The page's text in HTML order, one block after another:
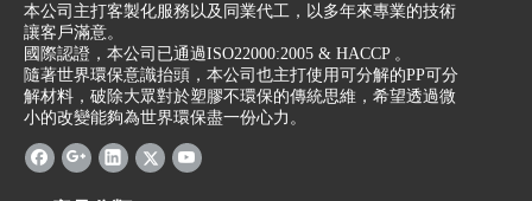
本公司主打客製化服務以及同業代工，以多年來專業的技術
讓客戶滿意。
國際認證，本公司已通過ISO22000:2005 & HACCP 。
隨著世界環保意識抬頭，本公司也主打使用可分解的PP可分
解材料，破除大眾對於塑膠不環保的傳統思維，希望透過微
小的改變能夠為世界環保盡一份心力。